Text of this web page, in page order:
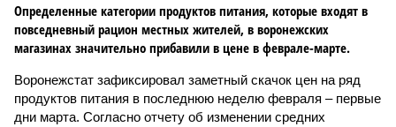
Определенные категории продуктов питания, которые входят в
повседневный рацион местных жителей, в воронежских
магазинах значительно прибавили в цене в феврале-марте.
Воронежстат зафиксировал заметный скачок цен на ряд
продуктов питания в последнюю неделю февраля – первые
дни марта. Согласно отчету об изменении средних